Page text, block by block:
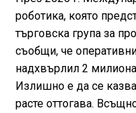
роботика, която
търговска група за
съобщи, че
надхвърлил 2
Излишно е да се
расте оттогава.